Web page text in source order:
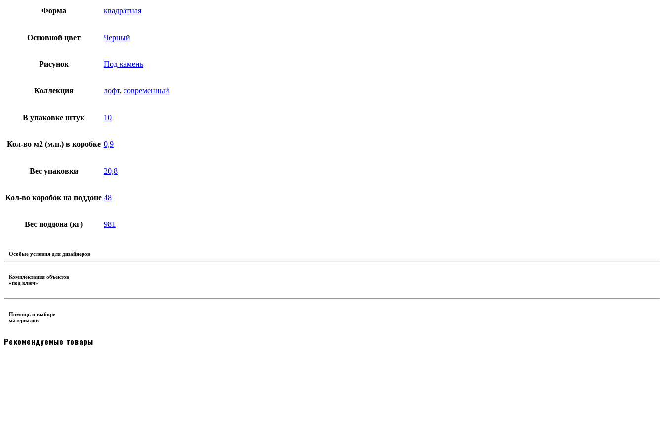
Форма квадратная
Основной цвет Черный
Рисунок Под камень
Коллекция лофт, современный
В упаковке штук 10
Кол-во м2 (м.п.) в коробке 0,9
Вес упаковки 20,8
Кол-во коробок на поддоне 48
Вес поддона (кг) 981
Особые условия для дизайнеров
Комплектация объектов
«под ключ»
Помощь в выборе
материалов
Рекомендуемые товары